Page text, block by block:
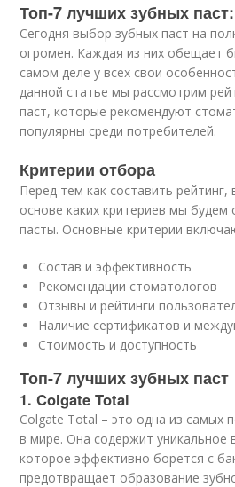
Топ-7 лучших зубных
Сегодня выбор зубных паст на
огромен. Каждая из них обещает
самом деле у всех свои
данной статье мы рассмотрим
паст, которые рекомендуют
популярны среди потребителей.
Критерии отбора
Перед тем как составить
основе каких критериев мы будем
пасты. Основные критерии
Состав и эффективность
Рекомендации стоматологов
Отзывы и рейтинги
Наличие сертификатов и
Стоимость и доступность
Топ-7 лучших зубных паст
1. Colgate Total
Colgate Total – это одна из самых
в мире. Она содержит уникальное
которое эффективно борется с
предотвращает образование